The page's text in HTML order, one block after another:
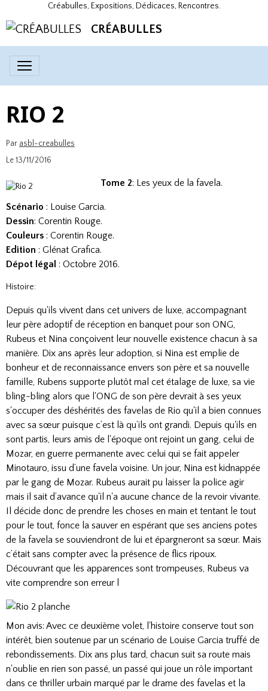
Créabulles, Expositions, Dédicaces, Rencontres.
CRÉABULLES
RIO 2
Par asbl-creabulles
Le 13/11/2016
Tome 2: Les yeux de la favela.
Scénario : Louise Garcia.
Dessin: Corentin Rouge.
Couleurs : Corentin Rouge.
Edition : Glénat Grafica.
Dépot légal : Octobre 2016.
Histoire:
Depuis qu'ils vivent dans cet univers de luxe, accompagnant
leur père adoptif de réception en banquet pour son ONG,
Rubeus et Nina conçoivent leur nouvelle existence chacun à sa
manière. Dix ans après leur adoption, si Nina est emplie de
bonheur et de reconnaissance envers son père et sa nouvelle
famille, Rubens supporte plutôt mal cet étalage de luxe, sa vie
bling-bling alors que l'ONG de son père devrait à ses yeux
s'occuper des déshérités des favelas de Rio qu'il a bien connues
avec sa sœur puisque c’est là qu’ils ont grandi. Depuis qu'ils en
sont partis, leurs amis de l'époque ont rejoint un gang, celui de
Mozar, en guerre permanente avec celui qui se fait appeler
Minotauro, issu d’une favela voisine. Un jour, Nina est kidnappée
par le gang de Mozar. Rubeus aurait pu laisser la police agir
mais il sait d’avance qu'il n'a aucune chance de la revoir vivante.
Il décide donc de prendre les choses en main et tentant le tout
pour le tout, fonce la sauver en espérant que ses anciens potes
de la favela se souviendront de lui et épargneront sa sœur. Mais
c’était sans compter avec la présence de flics ripoux.
Découvrant que les apparences sont trompeuses, Rubeus va
vite comprendre son erreur l
Mon avis: Avec ce deuxième volet, l'histoire conserve tout son
intérêt, bien soutenue par un scénario de Louise Garcia truffé de
rebondissements. Dix ans plus tard, chacun suit sa route mais
n'oublie en rien son passé, un passé qui joue un rôle important
dans ce thriller urbain marqué par le drame des favelas et la